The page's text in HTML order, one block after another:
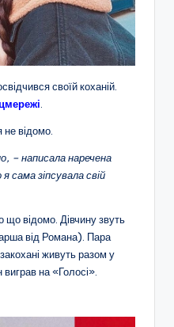
своїй коханій.
відомо.
– написала наречена
зіпсувала свій
відомо. Дівчину звуть
від Романа). Пара
живуть разом у
виграв на «Голосі».